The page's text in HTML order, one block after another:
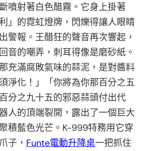
噴射著白色醋霧。它身上掛著
」的霓虹燈牌，閃爍得讓人眼睛
警報。王醋狂的聲音再次響起，
音的嘲弄，刺耳得像是磨砂紙。
充滿腐敗氣味的蒜泥，是對醬料
淨化！」「你將為你那百分之五
分之九十五的邪惡蒜頭付出代
人的頂端裂開，露出了一個巨大
積藍色光芒。K-999特務用它穿
子， Funte電動升降桌一把抓住